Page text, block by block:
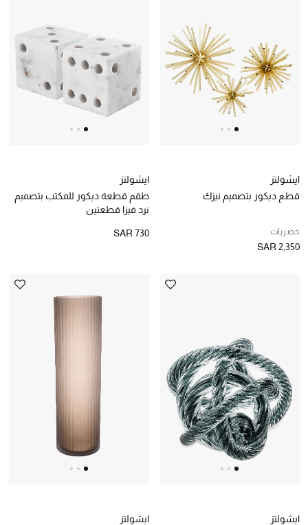
ايشولتز
قطع ديكور بتصميم نيزك
حصريات
SAR 2,350
ايشولتز
طقم قطعة ديكور للمكتب بتصميم
نرد فيزا قطعتين
SAR 730
ايشولتز
ايشولتز